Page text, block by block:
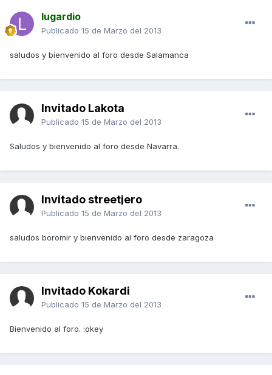
lugardio
Publicado 15 de Marzo del 2013
saludos y bienvenido al foro desde Salamanca
Invitado Lakota
Publicado 15 de Marzo del 2013
Saludos y bienvenido al foro desde Navarra.
Invitado streetjero
Publicado 15 de Marzo del 2013
saludos boromir y bienvenido al foro desde zaragoza
Invitado Kokardi
Publicado 15 de Marzo del 2013
Bienvenido al foro. :okey